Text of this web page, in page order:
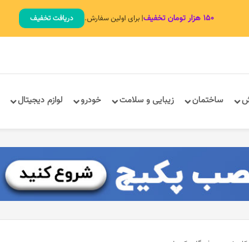
۱۵۰ هزار تومان تخفیف | برای اولین سفارش. دریافت تخفیف
ساختمان زیبایی و سلامت خودرو لوازم دیجیتال